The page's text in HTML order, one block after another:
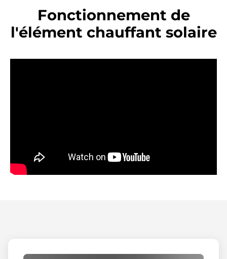
Fonctionnement de
l'élément chauffant solaire